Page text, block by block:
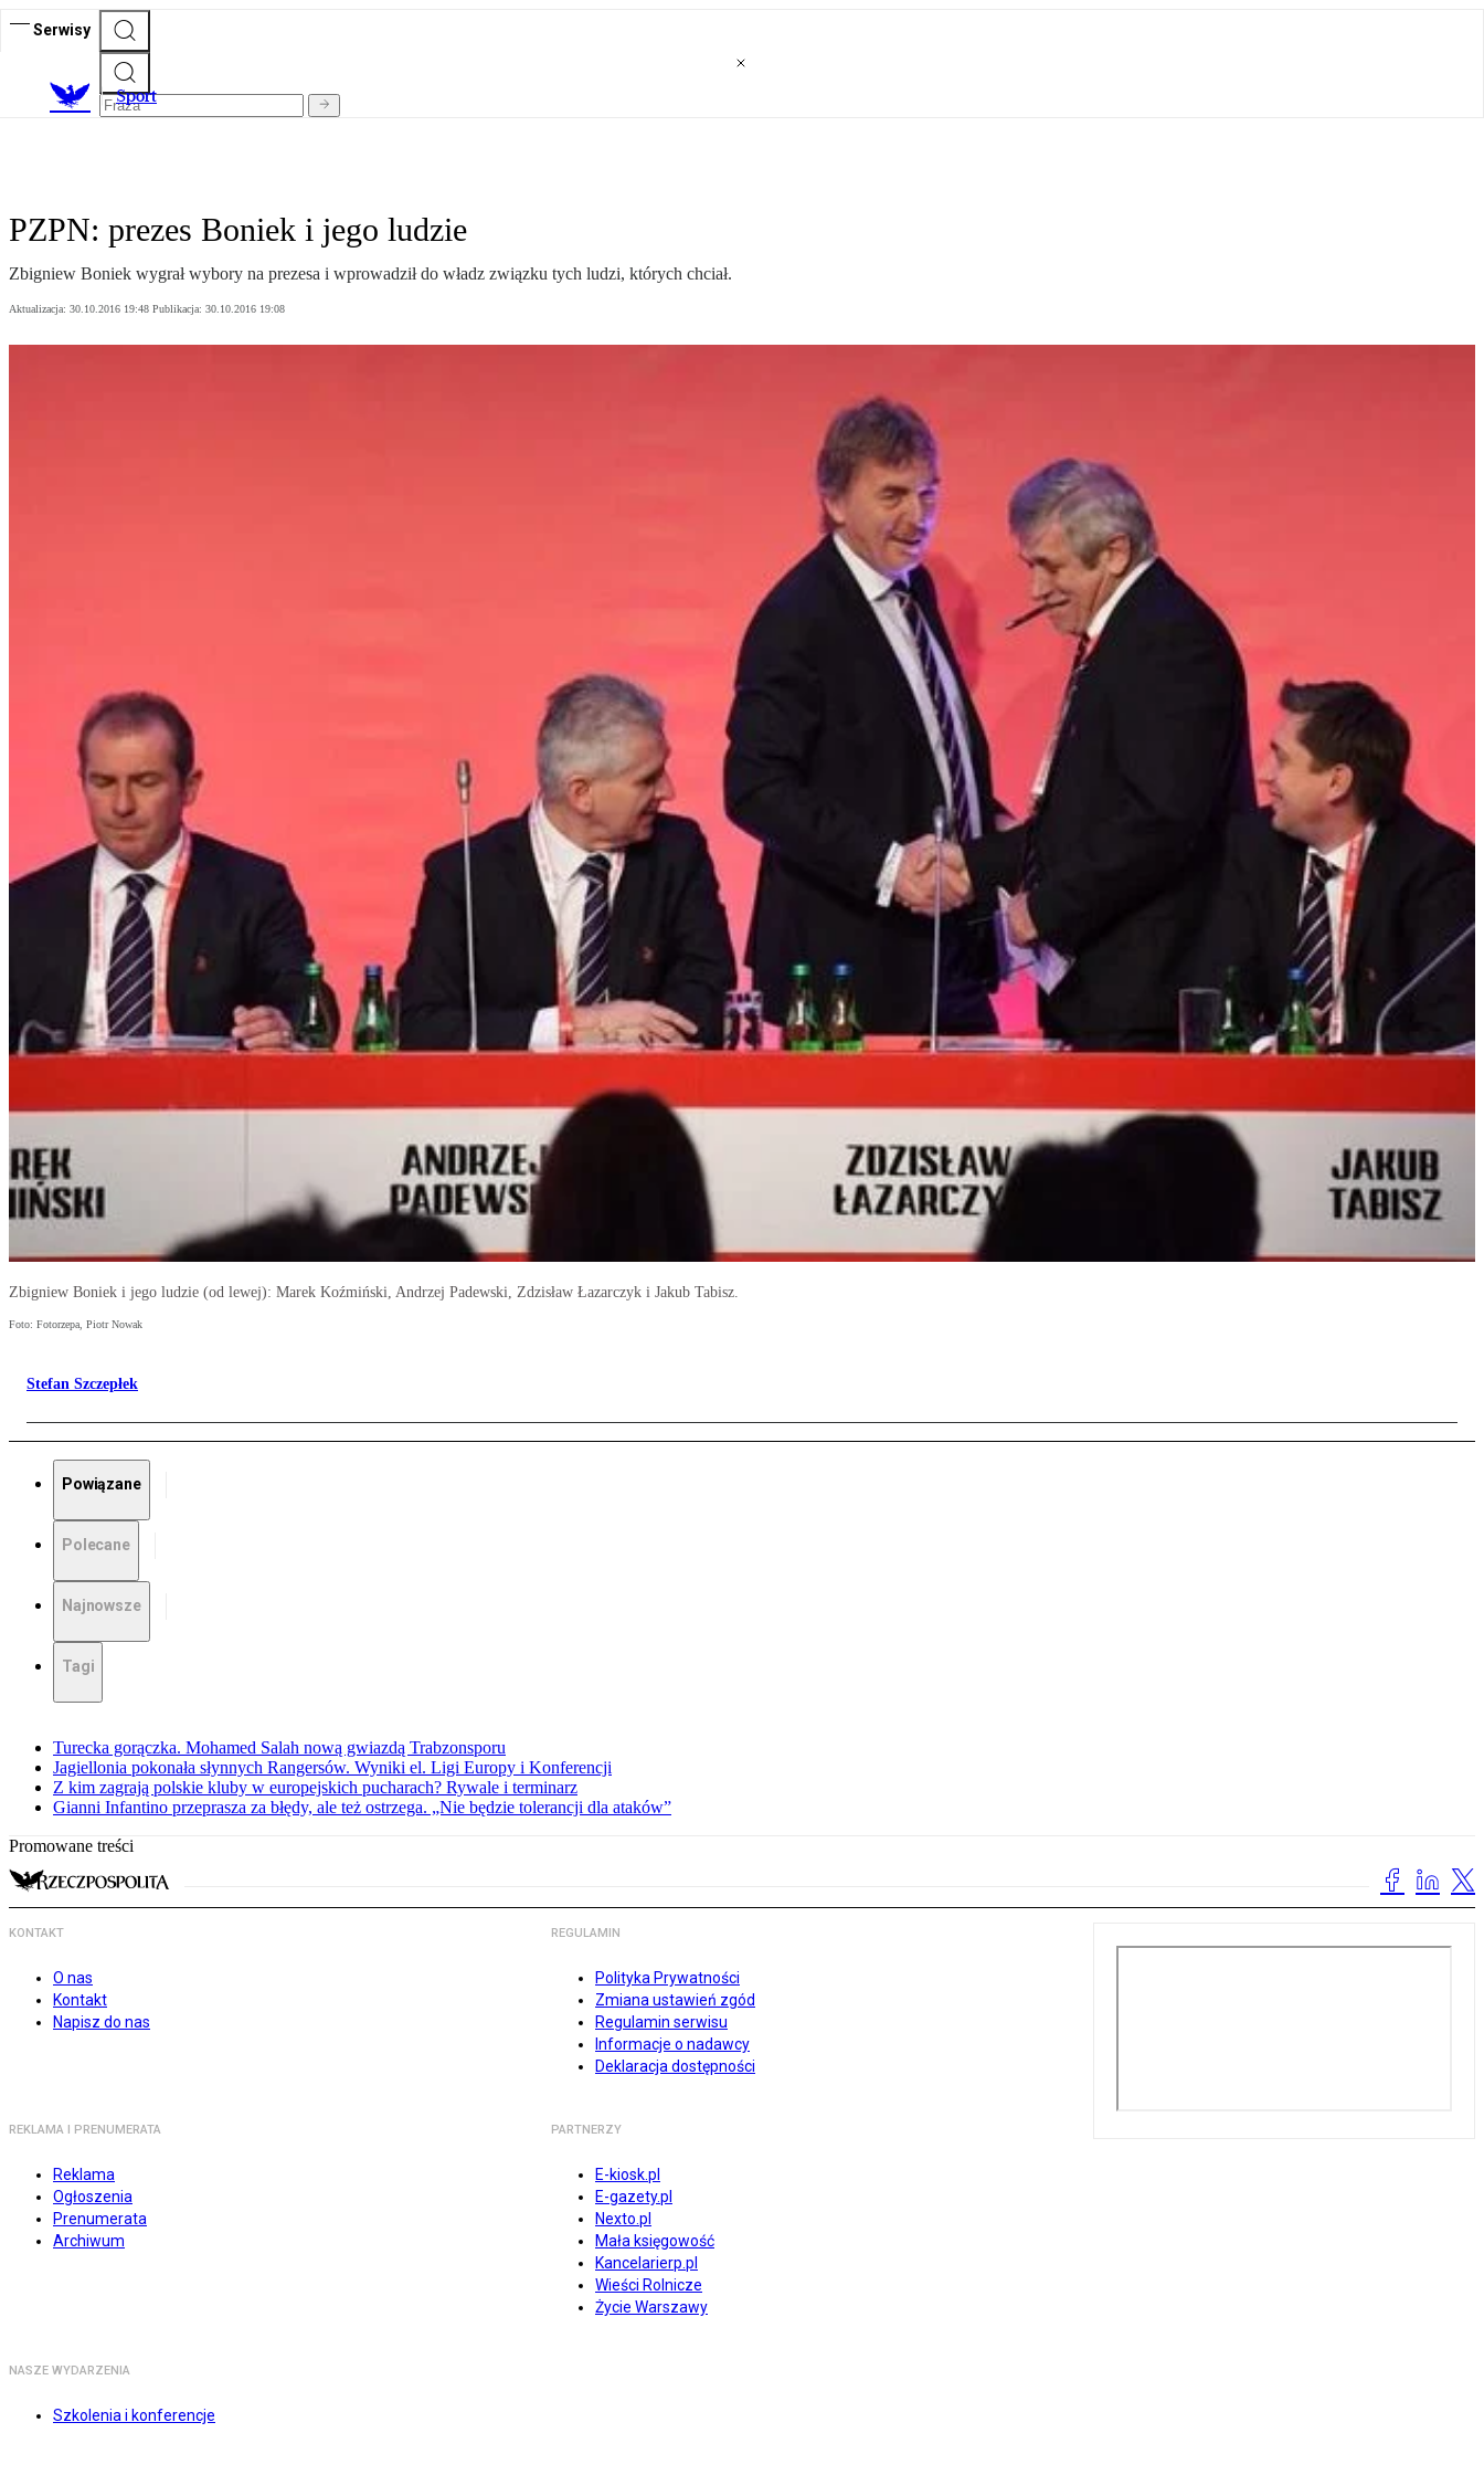
Serwisy
Sport
PZPN: prezes Boniek i jego ludzie
Zbigniew Boniek wygrał wybory na prezesa i wprowadził do władz związku tych ludzi, których chciał.
Aktualizacja: 30.10.2016 19:48 Publikacja: 30.10.2016 19:08
Zbigniew Boniek i jego ludzie (od lewej): Marek Koźmiński, Andrzej Padewski, Zdzisław Łazarczyk i Jakub Tabisz.
Foto: Fotorzepa, Piotr Nowak
Stefan Szczepłek
Powiązane
Polecane
Najnowsze
Tagi
Turecka gorączka. Mohamed Salah nową gwiazdą Trabzonsporu
Jagiellonia pokonała słynnych Rangersów. Wyniki el. Ligi Europy i Konferencji
Z kim zagrają polskie kluby w europejskich pucharach? Rywale i terminarz
Gianni Infantino przeprasza za błędy, ale też ostrzega. „Nie będzie tolerancji dla ataków”
Promowane treści
KONTAKT
O nas
Kontakt
Napisz do nas
REGULAMIN
Polityka Prywatności
Zmiana ustawień zgód
Regulamin serwisu
Informacje o nadawcy
Deklaracja dostępności
REKLAMA I PRENUMERATA
Reklama
Ogłoszenia
Prenumerata
Archiwum
PARTNERZY
E-kiosk.pl
E-gazety.pl
Nexto.pl
Mała księgowość
Kancelarierp.pl
Wieści Rolnicze
Życie Warszawy
NASZE WYDARZENIA
Szkolenia i konferencje